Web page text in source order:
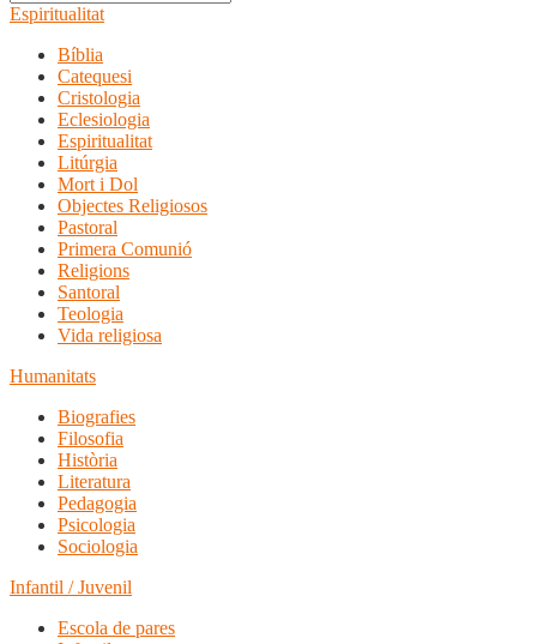
Espiritualitat
Bíblia
Catequesi
Cristologia
Eclesiologia
Espiritualitat
Litúrgia
Mort i Dol
Objectes Religiosos
Pastoral
Primera Comunió
Religions
Santoral
Teologia
Vida religiosa
Humanitats
Biografies
Filosofia
Història
Literatura
Pedagogia
Psicologia
Sociologia
Infantil / Juvenil
Escola de pares